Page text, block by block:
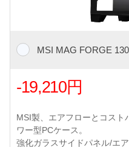
MSI MAG FORGE
-19,210円
MSI製、エアフローとコスト
ワー型PCケース。
強化ガラスサイドパネル/エ